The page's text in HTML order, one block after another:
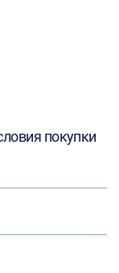
покупки